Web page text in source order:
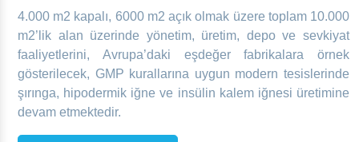
4.000 m2 kapalı, 6000 m2 açık olmak üzere toplam 10.000
m2’lik alan üzerinde yönetim, üretim, depo ve sevkiyat
faaliyetlerini, Avrupa’daki eşdeğer fabrikalara örnek
gösterilecek, GMP kurallarına uygun modern tesislerinde
şırınga, hipodermik iğne ve insülin kalem iğnesi üretimine
devam etmektedir.